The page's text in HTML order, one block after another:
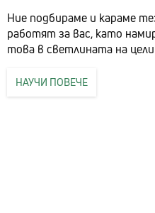
Ние подбираме и караме
работят за вас, като
това в светлината на
НАУЧИ ПОВЕЧЕ